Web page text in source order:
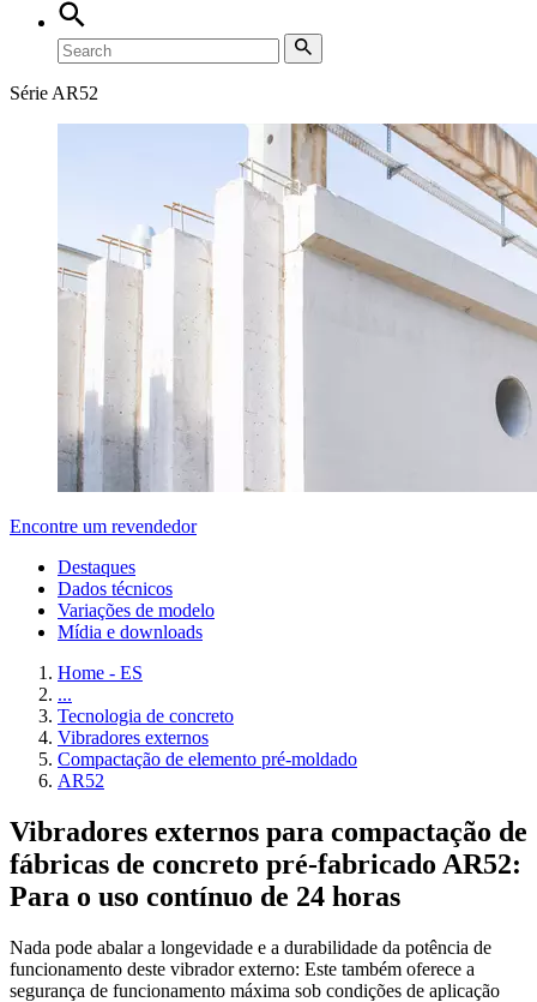
Série AR52
Encontre um revendedor
Destaques
Dados técnicos
Variações de modelo
Mídia e downloads
Home - ES
...
Tecnologia de concreto
Vibradores externos
Compactação de elemento pré-moldado
AR52
Vibradores externos para compactação de
fábricas de concreto pré-fabricado AR52:
Para o uso contínuo de 24 horas
Nada pode abalar a longevidade e a durabilidade da potência de
funcionamento deste vibrador externo: Este também oferece a
segurança de funcionamento máxima sob condições de aplicação